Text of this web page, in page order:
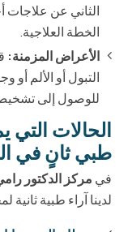
الثاني عن علاجات
الخطة العلاجية.
الأعراض المزمنة:
التبول أو الألم
للوصول إلى
الحالات
طبي ثانٍ في
في مركز الدكتور
لدينا آراء طبية